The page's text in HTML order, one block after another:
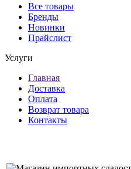
Все товары
Бренды
Новинки
Прайслист
Услуги
Главная
Доставка
Оплата
Возврат товара
Контакты